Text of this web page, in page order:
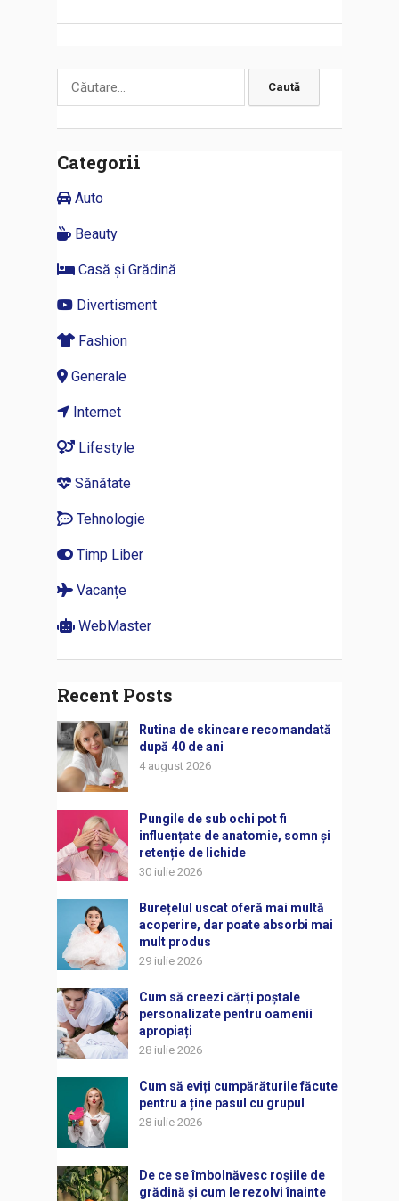
Caută
după:
Categorii
Auto
Beauty
Casă și Grădină
Divertisment
Fashion
Generale
Internet
Lifestyle
Sănătate
Tehnologie
Timp Liber
Vacanțe
WebMaster
Recent Posts
Rutina de skincare recomandată
după 40 de ani
4 august 2026
Pungile de sub ochi pot fi
influențate de anatomie, somn și
retenție de lichide
30 iulie 2026
Burețelul uscat oferă mai multă
acoperire, dar poate absorbi mai
mult produs
29 iulie 2026
Cum să creezi cărți poștale
personalizate pentru oamenii
apropiați
28 iulie 2026
Cum să eviți cumpărăturile făcute
pentru a ține pasul cu grupul
28 iulie 2026
De ce se îmbolnăvesc roșiile de
grădină și cum le rezolvi înainte